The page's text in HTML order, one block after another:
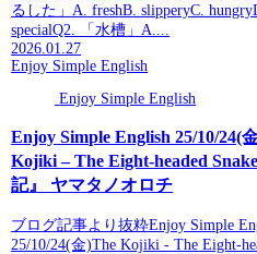
るした」A. freshB. slipperyC.
specialQ2. 「水槽」A....
2026.01.27
Enjoy Simple English
Enjoy Simple English
Enjoy Simple English 25/10/24(
Kojiki – The Eight-headed
記』 ヤマタノオロチ
ブログ記事より抜粋Enjoy Simple
25/10/24(金)The Kojiki - The Eight-